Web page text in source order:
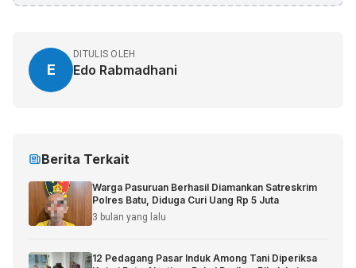
E
DITULIS OLEH
Edo Rabmadhani
Berita Terkait
Warga Pasuruan Berhasil Diamankan Satreskrim
Polres Batu, Diduga Curi Uang Rp 5 Juta
3 bulan yang lalu
12 Pedagang Pasar Induk Among Tani Diperiksa